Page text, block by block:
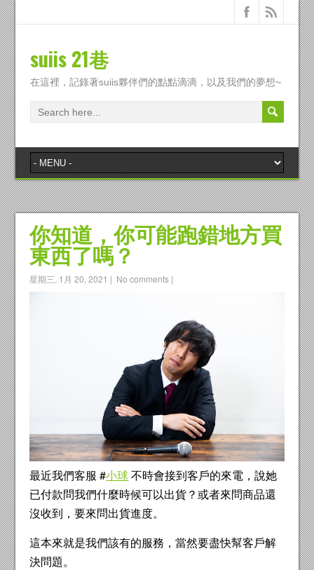
suiis 21巷
在這裡，記錄著suiis夥伴們的點點滴滴，以及我們的夢想~
你知道，你可能跑錯地方買
東西了嗎？
星期三, 1月 20, 2021 | No comments |
最近我們客服 #小球不時會接到客戶的來電，說她
已付款問我們什麼時候可以出貨？或者來問商品還
沒收到，要來問出貨進度。
這本來就是我們該有的服務，當然要盡快幫客戶解
決問題。